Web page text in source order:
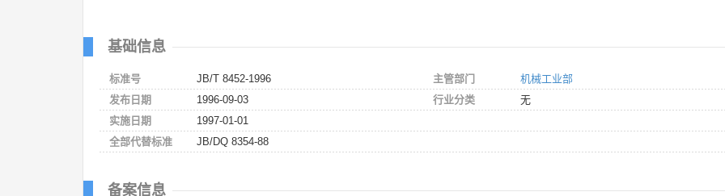
基础信息
标准号
JB/T 8452-1996
发布日期
1996-09-03
实施日期
1997-01-01
全部代替标准
JB/DQ 8354-88
主管部门
机械工业部
行业分类
无
备案信息